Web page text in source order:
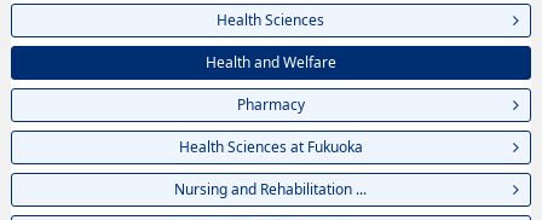
Health Sciences
Health and Welfare
Pharmacy
Health Sciences at Fukuoka
Nursing and Rehabilitation ...